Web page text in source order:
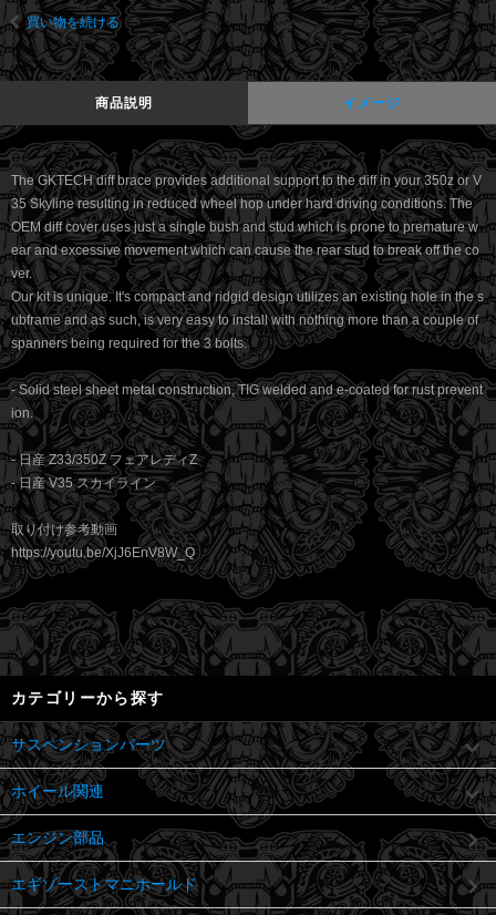
買い物を続ける
商品説明 イメージ
The GKTECH diff brace provides additional support to the diff in your 350z or V
35 Skyline resulting in reduced wheel hop under hard driving conditions. The
OEM diff cover uses just a single bush and stud which is prone to premature w
ear and excessive movement which can cause the rear stud to break off the co
ver.
Our kit is unique. It's compact and ridgid design utilizes an existing hole in the s
ubframe and as such, is very easy to install with nothing more than a couple of
spanners being required for the 3 bolts.
- Solid steel sheet metal construction, TIG welded and e-coated for rust prevent
ion.
- 日産 Z33/350Z フェアレディZ
- 日産 V35 スカイライン
取り付け参考動画
https://youtu.be/XjJ6EnV8W_Q
カテゴリーから探す
サスペンションパーツ
ホイール関連
エンジン部品
エギゾーストマニホールド